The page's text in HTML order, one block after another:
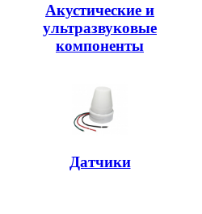
Акустические и
ультразвуковые
компоненты
Датчики